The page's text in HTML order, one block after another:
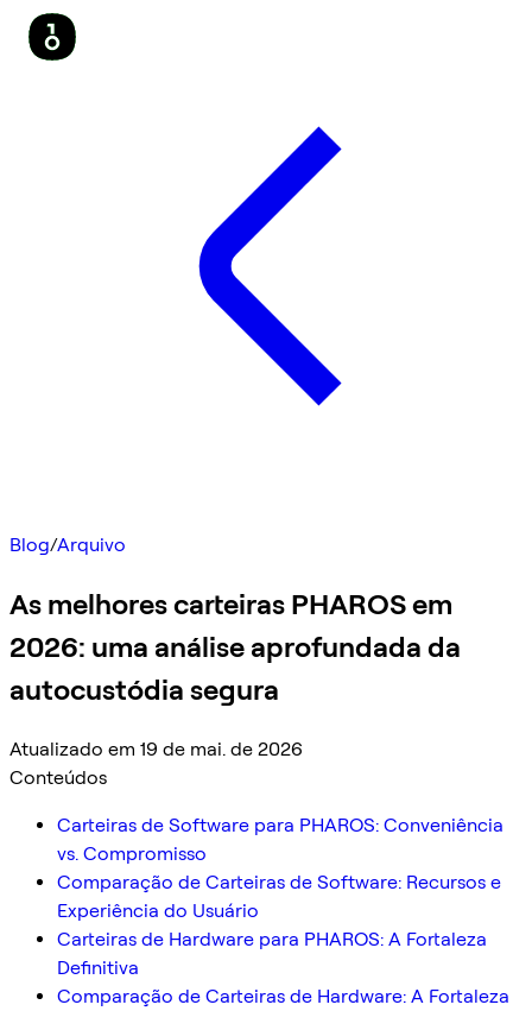
Blog/Arquivo
As melhores carteiras PHAROS em
2026: uma análise aprofundada da
autocustódia segura
Atualizado em 19 de mai. de 2026
Conteúdos
Carteiras de Software para PHAROS: Conveniência
vs. Compromisso
Comparação de Carteiras de Software: Recursos e
Experiência do Usuário
Carteiras de Hardware para PHAROS: A Fortaleza
Definitiva
Comparação de Carteiras de Hardware: A Fortaleza